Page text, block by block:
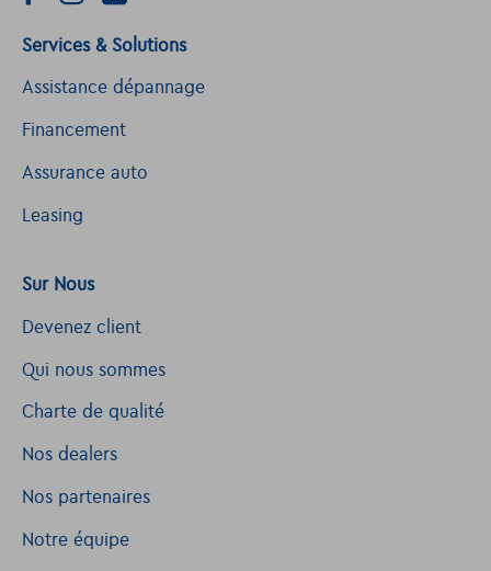
Services & Solutions
Assistance dépannage
Financement
Assurance auto
Leasing
Sur Nous
Devenez client
Qui nous sommes
Charte de qualité
Nos dealers
Nos partenaires
Notre équipe